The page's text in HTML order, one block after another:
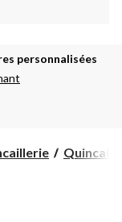
personnalisées